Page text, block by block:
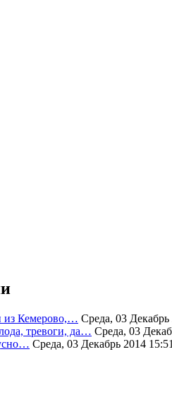
из Кемерово,… Среда, 03 Декабрь
тревоги, да… Среда, 03
Среда, 03 Декабрь 2014 15:51